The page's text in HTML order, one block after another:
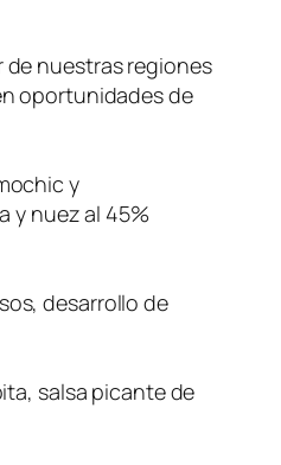
de nuestras regiones
oportunidades de
y
y nuez al 45%
desarrollo de
salsa picante de